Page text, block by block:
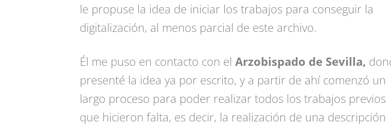
le propuse la idea de iniciar los trabajos para conseguir la
digitalización, al menos parcial de este archivo.
Él me puso en contacto con el Arzobispado de Sevilla,
presenté la idea ya por escrito, y a partir de ahí comenzó un
largo proceso para poder realizar todos los trabajos previos
que hicieron falta, es decir, la realización de una descripción